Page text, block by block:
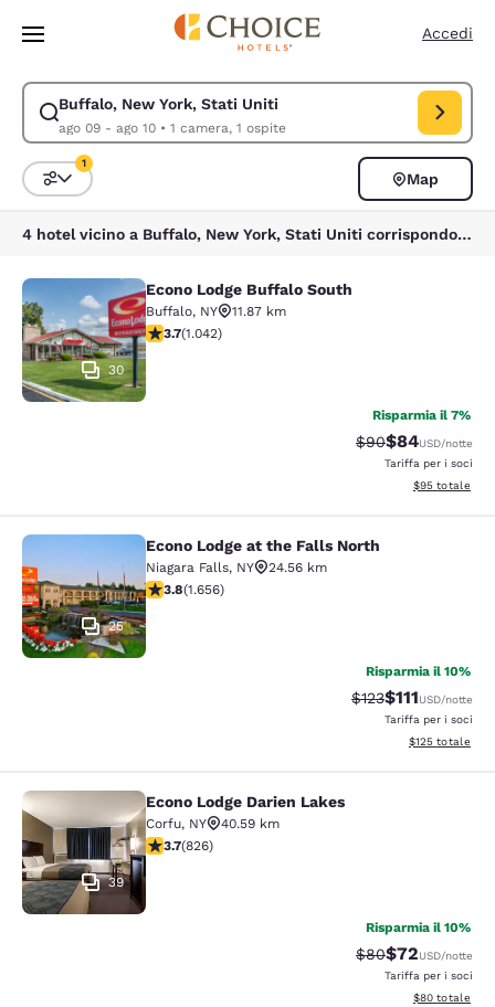
Vai A Contenuto Principale
Accedi
Buffalo, New York, Stati Uniti
ago 09 - ago 10• 1 camera, 1 ospite
Modifica la ricerca per Buffalo, New York, Stati Uniti. Data di check-in
Ordina e filtra
1
Map
4 hotel vicino a Buffalo, New York, Stati Uniti corrispondono ai tuoi filtri
Econo Lodge Buffalo South
30
Econo Lodge Buffalo South
Buffalo, NY
11.87 km
Valutazione di 3.66 stelle. Buono. 1042 recensioni
3.7(1.042)
Risparmia il 7%
Tariffa di
$90Tariffa
$84USD/notte
Tariffa per i soci
Visualizza i
$95 totale
Econo Lodge at the Falls North
25
Econo Lodge at the Falls North
Niagara Falls, NY
24.56 km
Valutazione di 3.77 stelle. Buono. 1656 recensioni
3.8(1.656)
Risparmia il 10%
Tariffa di
$123Tariffa
$111USD/notte
Tariffa per i soci
Visualizza i
$125 totale
Econo Lodge Darien Lakes
39
Econo Lodge Darien Lakes
Corfu, NY
40.59 km
Valutazione di 3.69 stelle. Buono. 826 recensioni
3.7(826)
Risparmia il 10%
Tariffa di
$80Tariffa
$72USD/notte
Tariffa per i soci
Visualizza i
$80 totale